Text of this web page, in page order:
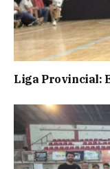
Liga Provincial: